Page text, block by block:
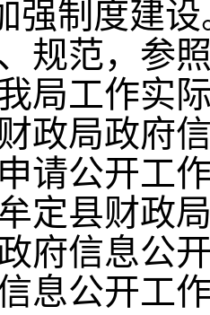
强制度建
规范，参
局工作实
财政局政府
请公开工
定县财政
府信息公
息公开工